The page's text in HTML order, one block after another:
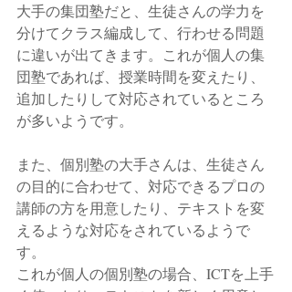
大手の集団塾だと、生徒さんの学力を
分けてクラス編成して、行わせる問題
に違いが出てきます。これが個人の集
団塾であれば、授業時間を変えたり、
追加したりして対応されているところ
が多いようです。
また、個別塾の大手さんは、生徒さん
の目的に合わせて、対応できるプロの
講師の方を用意したり、テキストを変
えるような対応をされているようで
す。
これが個人の個別塾の場合、ICTを上手